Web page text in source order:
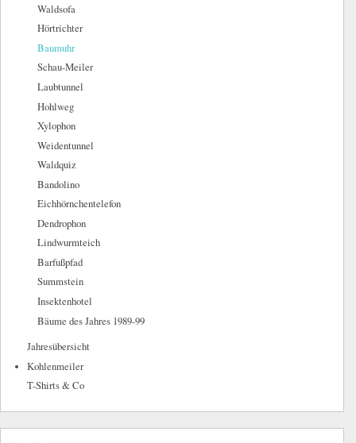
Waldsofa
Hörtrichter
Baumuhr
Schau-Meiler
Laubtunnel
Hohlweg
Xylophon
Weidentunnel
Waldquiz
Bandolino
Eichhörnchentelefon
Dendrophon
Lindwurmteich
Barfußpfad
Summstein
Insektenhotel
Bäume des Jahres 1989-99
Jahresübersicht
Kohlenmeiler
T-Shirts & Co